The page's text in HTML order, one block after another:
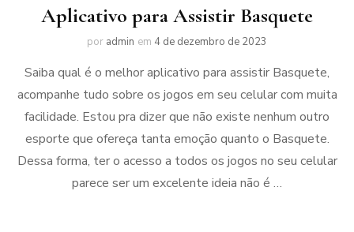
Aplicativo para Assistir Basquete
por admin em 4 de dezembro de 2023
Saiba qual é o melhor aplicativo para assistir Basquete,
acompanhe tudo sobre os jogos em seu celular com muita
facilidade. Estou pra dizer que não existe nenhum outro
esporte que ofereça tanta emoção quanto o Basquete.
Dessa forma, ter o acesso a todos os jogos no seu celular
parece ser um excelente ideia não é …